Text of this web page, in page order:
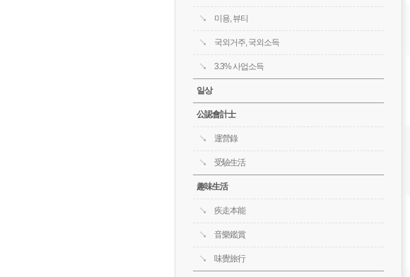
미용, 뷰티
국외거주, 국외소득
3.3% 사업소득
일상
公認會計士
運營錄
受驗生活
趣味生活
疾走本能
音樂鑑賞
味覺旅行